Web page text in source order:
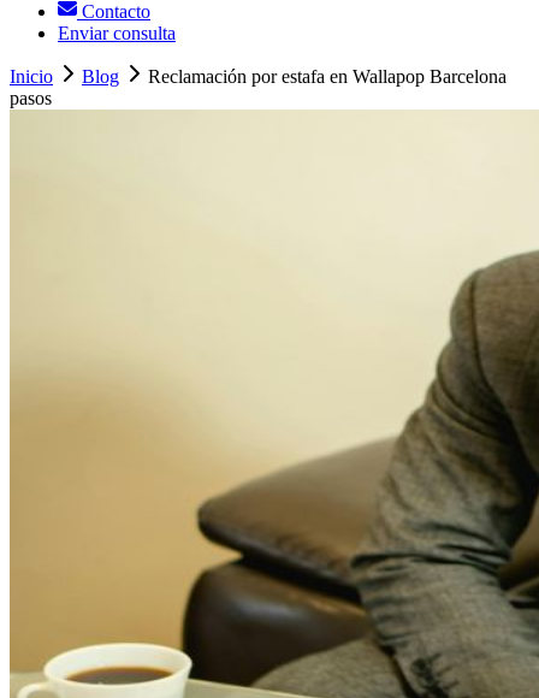
Contacto
Enviar consulta
Inicio Blog
Reclamación por estafa en Wallapop Barcelona
pasos